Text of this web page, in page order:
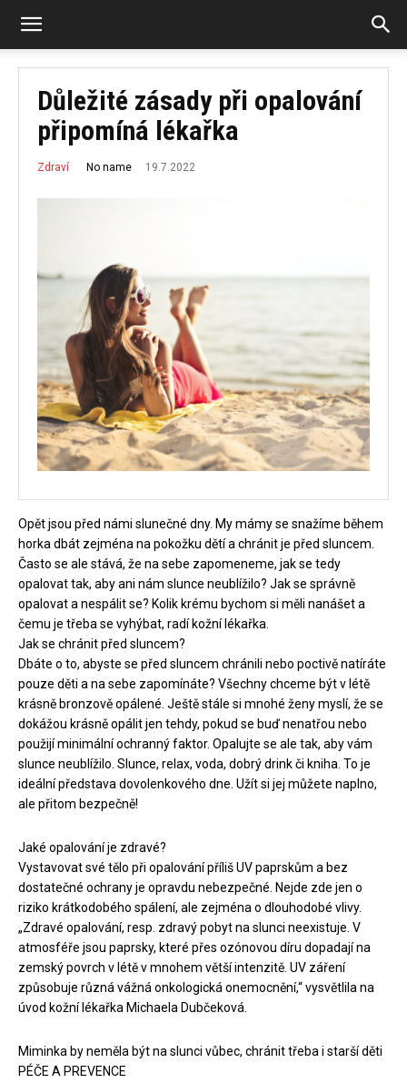
Důležité zásady při opalování
připomíná lékařka
Zdraví No name 19.7.2022
Opět jsou před námi slunečné dny. My mámy se snažíme během
horka dbát zejména na pokožku dětí a chránit je před sluncem.
Často se ale stává, že na sebe zapomeneme, jak se tedy
opalovat tak, aby ani nám slunce neublížilo? Jak se správně
opalovat a nespálit se? Kolik krému bychom si měli nanášet a
čemu je třeba se vyhýbat, radí kožní lékařka.
Jak se chránit před sluncem?
Dbáte o to, abyste se před sluncem chránili nebo poctivě natíráte
pouze děti a na sebe zapomínáte? Všechny chceme být v létě
krásně bronzově opálené. Ještě stále si mnohé ženy myslí, že se
dokážou krásně opálit jen tehdy, pokud se buď nenatřou nebo
použijí minimální ochranný faktor. Opalujte se ale tak, aby vám
slunce neublížilo. Slunce, relax, voda, dobrý drink či kniha. To je
ideální představa dovolenkového dne. Užít si jej můžete naplno,
ale přitom bezpečně!
Jaké opalování je zdravé?
Vystavovat své tělo při opalování příliš UV paprskům a bez
dostatečné ochrany je opravdu nebezpečné. Nejde zde jen o
riziko krátkodobého spálení, ale zejména o dlouhodobé vlivy.
„Zdravé opalování, resp. zdravý pobyt na slunci neexistuje. V
atmosféře jsou paprsky, které přes ozónovou díru dopadají na
zemský povrch v létě v mnohem větší intenzitě. UV záření
způsobuje různá vážná onkologická onemocnění,“ vysvětlila na
úvod kožní lékařka Michaela Dubčeková.
Miminka by neměla být na slunci vůbec, chránit třeba i starší děti
PÉČE A PREVENCE